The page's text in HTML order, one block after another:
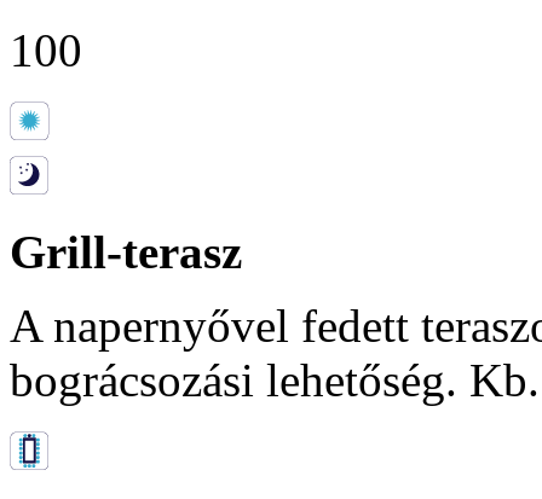
100
Grill-terasz
A napernyővel fedett
bográcsozási lehetőség.